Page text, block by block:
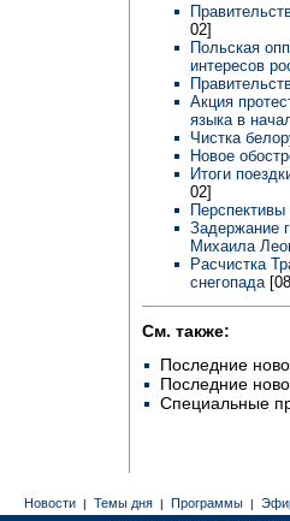
02]
Польская
интересов
Акция
языка в
Чистка
Новое
Итоги
02]
Задержание
Михаила
Расчистка
снегопада
См. также:
Последние
Последние
Специальные
Новости | Темы дня | Программы |